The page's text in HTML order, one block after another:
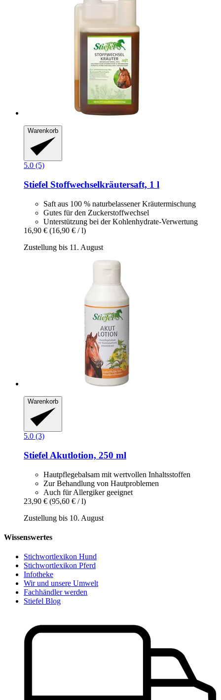
Warenkorb
5.0 (5)
Stiefel Stoffwechselkräutersaft, 1 l
Saft aus 100 % naturbelassener Kräutermischung
Gutes für den Zuckerstoffwechsel
Unterstützung bei der Kohlenhydrate-Verwertung
16,90 € (16,90 € / l)
Zustellung bis 11. August
Warenkorb
5.0 (3)
Stiefel Akutlotion, 250 ml
Hautpflegebalsam mit wertvollen Inhaltsstoffen
Zur Behandlung von Hautproblemen
Auch für Allergiker geeignet
23,90 € (95,60 € / l)
Zustellung bis 10. August
Wissenswertes
Stichwortlexikon Hund
Stichwortlexikon Pferd
Infotheke
Wir und unsere Umwelt
Fachhändler werden
Stiefel Blog